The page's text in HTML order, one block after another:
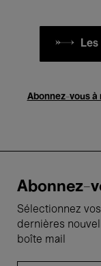
Abonnez-vous
Abonnez-
Sélectionnez
dernières
boîte mail